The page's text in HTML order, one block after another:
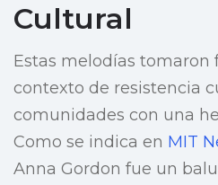
Cultural
Estas melodías tomaron
contexto de resistencia
comunidades con una
Como se indica en MIT
Anna Gordon fue un